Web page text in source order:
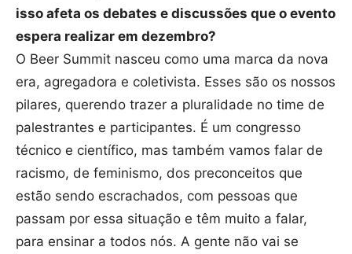
isso afeta os debates e discussões que o evento
espera realizar em dezembro?
O Beer Summit nasceu como uma marca da nova
era, agregadora e coletivista. Esses são os nossos
pilares, querendo trazer a pluralidade no time de
palestrantes e participantes. É um congresso
técnico e científico, mas também vamos falar de
racismo, de feminismo, dos preconceitos que
estão sendo escrachados, com pessoas que
passam por essa situação e têm muito a falar,
para ensinar a todos nós. A gente não vai se